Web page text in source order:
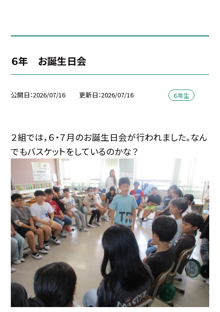
６年 お誕生日会
公開日 2026/07/16 更新日 2026/07/16 ６年生
２組では，６・７月のお誕生日会が行われました。なん
でもバスケットをしているのかな？